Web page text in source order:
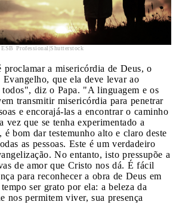
ESB Professional|Shutterstock
proclamar a misericórdia de Deus, o
que ela deve levar ao
todos", diz o Papa. "A linguagem e os
transmitir misericórdia para penetrar
e encorajá-las a encontrar o caminho
vez que se tenha experimentado a
é bom dar testemunho alto e claro deste
as pessoas. Este é um verdadeiro
No entanto, isto pressupõe a
de amor que Cristo nos dá. É fácil
para reconhecer a obra de Deus em
ser grato por ela: a beleza da
nos permitem viver, sua presença